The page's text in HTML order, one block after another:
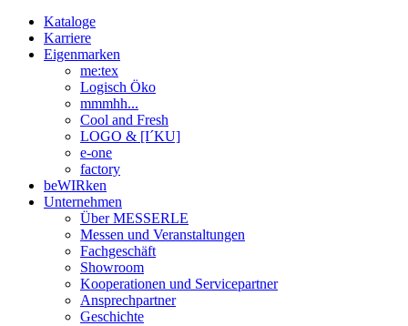
Kataloge
Karriere
Eigenmarken
me:tex
Logisch Öko
mmmhh...
Cool and Fresh
LOGO & [I´KU]
e-one
factory
beWIRken
Unternehmen
Über MESSERLE
Messen und Veranstaltungen
Fachgeschäft
Showroom
Kooperationen und Servicepartner
Ansprechpartner
Geschichte